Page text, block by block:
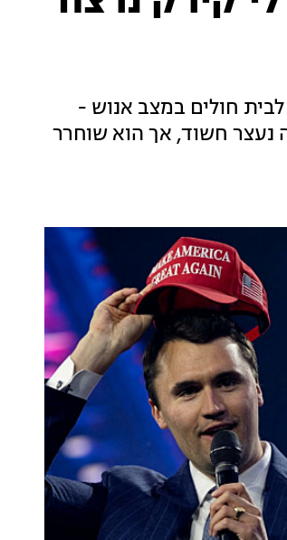
לבית חולים במצב אנוש -
נעצר חשוד, אך הוא שוחרר